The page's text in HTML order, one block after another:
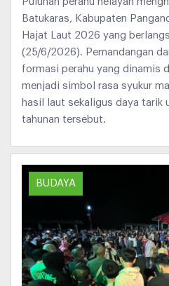
Batukaras, Kabupaten
Hajat Laut 2026 yang
(25/6/2026). Pemandangan
formasi perahu yang dinamis
menjadi simbol rasa syukur
hasil laut sekaligus daya tarik
tahunan tersebut.
BUDAYA